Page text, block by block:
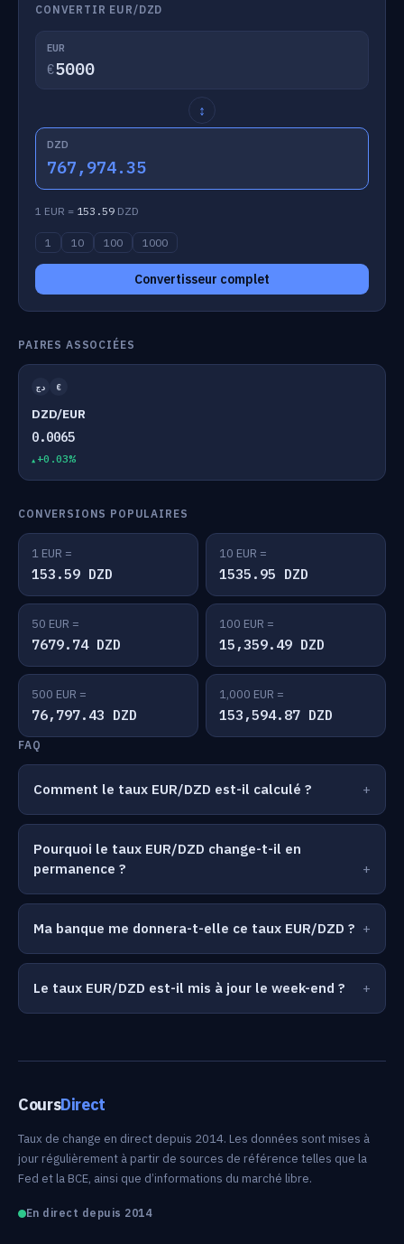
CONVERTIR EUR/DZD
EUR
€
↕
DZD
767,974.35
1 EUR = 153.59 DZD
1 10 100 1000
Convertisseur complet
PAIRES ASSOCIÉES
دج €
DZD/EUR
0.0065
+0.03%
CONVERSIONS POPULAIRES
1 EUR =
153.59 DZD
10 EUR =
1535.95 DZD
50 EUR =
7679.74 DZD
100 EUR =
15,359.49 DZD
500 EUR =
76,797.43 DZD
1,000 EUR =
153,594.87 DZD
FAQ
Comment le taux EUR/DZD est-il calculé ?
Pourquoi le taux EUR/DZD change-t-il en
permanence ?
Ma banque me donnera-t-elle ce taux EUR/DZD ?
Le taux EUR/DZD est-il mis à jour le week-end ?
CoursDirect
Taux de change en direct depuis 2014. Les données sont mises à
jour régulièrement à partir de sources de référence telles que la
Fed et la BCE, ainsi que d’informations du marché libre.
En direct depuis 2014